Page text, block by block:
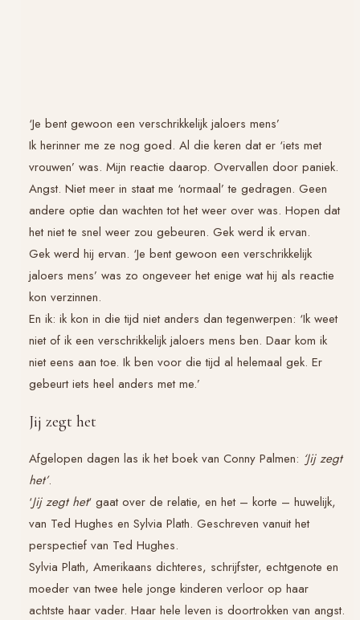
‘Je bent gewoon een verschrikkelijk jaloers mens’
Ik herinner me ze nog goed. Al die keren dat er ‘iets met
vrouwen’ was. Mijn reactie daarop. Overvallen door paniek.
Angst. Niet meer in staat me ‘normaal’ te gedragen. Geen
andere optie dan wachten tot het weer over was. Hopen dat
het niet te snel weer zou gebeuren. Gek werd ik ervan.
Gek werd hij ervan. ‘Je bent gewoon een verschrikkelijk
jaloers mens’ was zo ongeveer het enige wat hij als reactie
kon verzinnen.
En ik: ik kon in die tijd niet anders dan tegenwerpen: ‘Ik weet
niet of ik een verschrikkelijk jaloers mens ben. Daar kom ik
niet eens aan toe. Ik ben voor die tijd al helemaal gek. Er
gebeurt iets heel anders met me.’
Jij zegt het
Afgelopen dagen las ik het boek van Conny Palmen: ‘Jij zegt
het’.
‘Jij zegt het‘ gaat over de relatie, en het – korte – huwelijk,
van Ted Hughes en Sylvia Plath. Geschreven vanuit het
perspectief van Ted Hughes.
Sylvia Plath, Amerikaans dichteres, schrijfster, echtgenote en
moeder van twee hele jonge kinderen verloor op haar
achtste haar vader. Haar hele leven is doortrokken van angst.